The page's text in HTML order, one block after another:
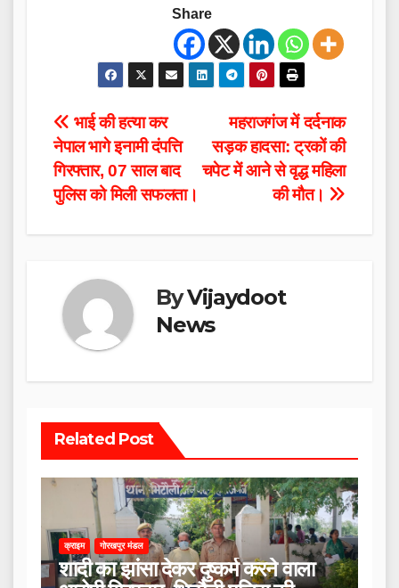
Share
Post
navigation
महराजगंज में दर्दनाक
सड़क हादसा: ट्रकों की
चपेट में आने से वृद्ध महिला
की मौत।
भाई की हत्या कर
नेपाल भागे इनामी दंपत्ति
गिरफ्तार, 07 साल बाद
पुलिस को मिली सफलता।
ByVijaydoot
News
Related Post
क्राइम गोरखपुर मंडल
शादी का झांसा देकर दुष्कर्म करने वाला